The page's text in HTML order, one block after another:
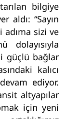
bilgiye
aldı: “Sayın
adıma sizi ve
dolayısıyla
güçlü bağlar
kalıcı
ediyor.
altyapılar
için yeni